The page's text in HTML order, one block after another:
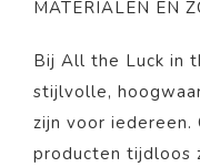
MATERIALEN EN
Bij All the Luck in
stijlvolle,
zijn voor
producten tijdloos